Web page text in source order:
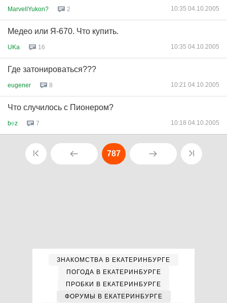
MarvellYukon? 2 10:35 04.10.2005
Медео или Я-670. Что купить.
UKa 16 10:35 04.10.2005
Где затонироваться???
eugener 8 10:21 04.10.2005
Что случилось с Пионером?
bеz 7 10:18 04.10.2005
787
ЗНАКОМСТВА В ЕКАТЕРИНБУРГЕ
ПОГОДА В ЕКАТЕРИНБУРГЕ
ПРОБКИ В ЕКАТЕРИНБУРГЕ
ФОРУМЫ В ЕКАТЕРИНБУРГЕ